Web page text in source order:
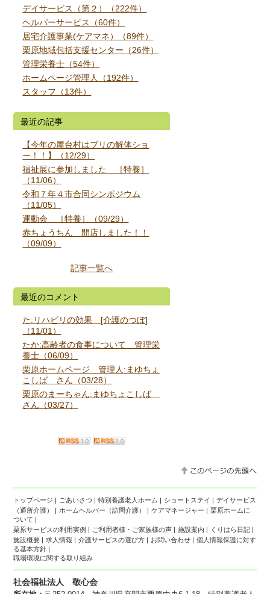
デイサービス（第２）（222件）
ヘルパーサービス（60件）
居宅介護事業(ケアマネ）（89件）
栗原地域包括支援センター（26件）
管理栄養士（54件）
ホームページ管理人（192件）
スタッフ（13件）
最近の記事
【今年の屋台村はブリの解体ショ
ー！！】（12/29）
福祉展に参加しました ［特養］
（11/06）
令和７年４市合同シンポジウム
（11/05）
運動会 ［特養］（09/29）
赤ちょうちん 開店しました！！
（09/09）
記事一覧へ
最近のコメント
た:リハビリの効果 [介護のつぼ]
（11/01）
たか:高齢者の食事について 管理栄
養士（06/09）
栗原ホームページ 管理人:まゆちょ
こしば さん（03/28）
栗原のまーちゃん:まゆちょこしば
さん（03/27）
トップページ | ごあいさつ | 特別養護老人ホーム | ショートステイ | デイサービス
（通所介護）
| ホームヘルパー（訪問介護） | ケアマネージャー | 栗原ホームに
ついて |
栗原サービスの利用実例 | ご利用者様・ご家族様の声 | 施設案内 | くりはら日記 |
施設概要 | 求人情報 | 介護サービスの選び方 | お問い合わせ | 個人情報保護に対す
る基本方針 |
職場環境に関する取り組み
社会福祉法人 敬心会